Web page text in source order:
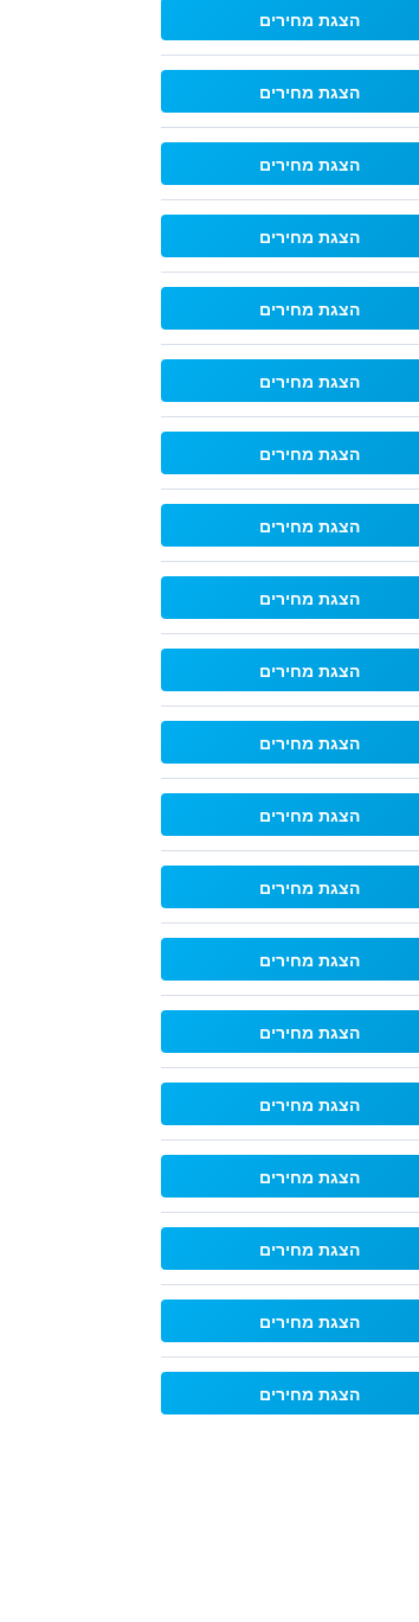
הצגת מחירים
הצגת מחירים
הצגת מחירים
הצגת מחירים
הצגת מחירים
הצגת מחירים
הצגת מחירים
הצגת מחירים
הצגת מחירים
הצגת מחירים
הצגת מחירים
הצגת מחירים
הצגת מחירים
הצגת מחירים
הצגת מחירים
הצגת מחירים
הצגת מחירים
הצגת מחירים
הצגת מחירים
הצגת מחירים